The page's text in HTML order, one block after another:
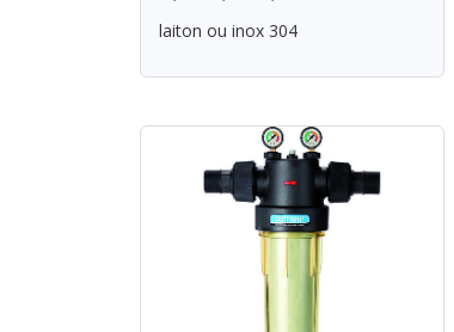
laiton ou inox 304